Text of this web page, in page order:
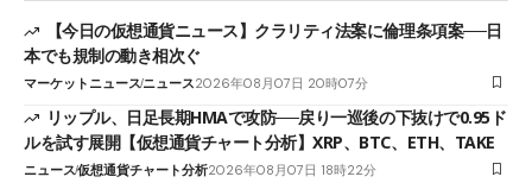
【今日の仮想通貨ニュース】クラリティ法案に倫理条項案──日
本でも規制の動き相次ぐ
マーケットニュースニュース2026年08月07日 20時07分
リップル、日足長期HMAで攻防──戻り一巡後の下抜けで0.95ド
ルを試す展開【仮想通貨チャート分析】XRP、BTC、ETH、TAKE
ニュース仮想通貨チャート分析2026年08月07日 18時22分